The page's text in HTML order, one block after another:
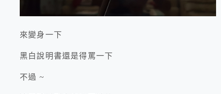
來變身一下
黑白說明書還是得罵一下
不過 ~